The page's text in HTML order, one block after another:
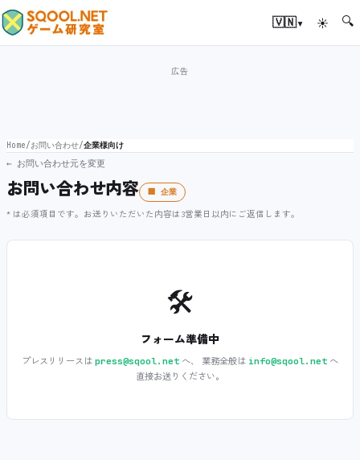
🇻🇳▾ ☀ 🔍
Home/お問い合わせ/企業様向け
← お問い合わせ元を変更
お問い合わせ内容 🏢 企業
* は必須項目です。お送りいただいた内容は3営業日以内にご返信します。
🛠️
フォーム準備中
プレスリリースは press@sqool.net へ、 業務全般は info@sqool.net へ
直接お送りください。